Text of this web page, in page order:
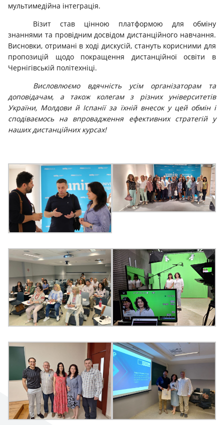
мультимедійна інтеграція.
Візит став цінною платформою для обміну
знаннями та провідним досвідом дистанційного навчання.
Висновки, отримані в ході дискусій, стануть корисними для
пропозицій щодо покращення дистанційної освіти в
Чернігівській політехніці.
Висловлюємо вдячність усім організаторам та
доповідачам, а також колегам з різних університетів
України, Молдови й Іспанії за їхній внесок у цей обмін і
сподіваємось на впровадження ефективних стратегій у
наших дистанційних курсах!